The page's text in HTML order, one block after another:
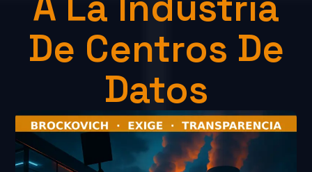
De Centros De
Datos